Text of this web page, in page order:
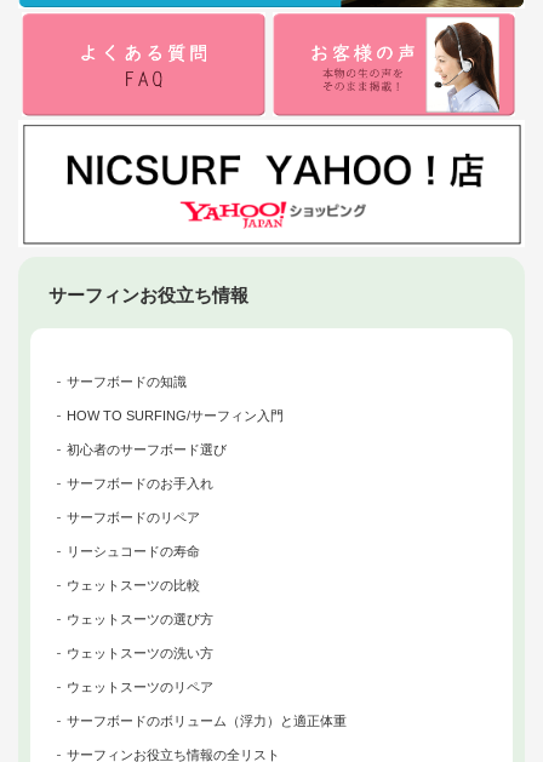
サーフィンお役立ち情報
サーフボードの知識
HOW TO SURFING/サーフィン入門
初心者のサーフボード選び
サーフボードのお手入れ
サーフボードのリペア
リーシュコードの寿命
ウェットスーツの比較
ウェットスーツの選び方
ウェットスーツの洗い方
ウェットスーツのリペア
サーフボードのボリューム（浮力）と適正体重
サーフィンお役立ち情報の全リスト